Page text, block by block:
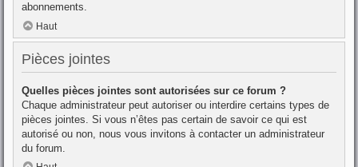
abonnements.
Haut
Pièces jointes
Quelles pièces jointes sont autorisées sur ce forum ?
Chaque administrateur peut autoriser ou interdire certains types de
pièces jointes. Si vous n’êtes pas certain de savoir ce qui est
autorisé ou non, nous vous invitons à contacter un administrateur
du forum.